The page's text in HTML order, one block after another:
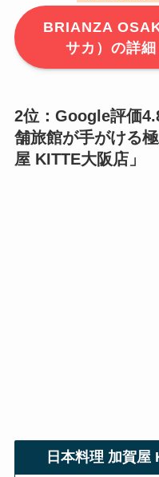
BRIANZA
サカ）の詳細
2位：Google評価
舗旅館が手がける
屋 KITTE大阪店」
日本料理 加賀屋